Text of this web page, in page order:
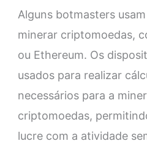
Alguns botmasters
minerar criptomoedas,
ou Ethereum. Os
usados para realizar
necessários para a
criptomoedas,
lucre com a atividade